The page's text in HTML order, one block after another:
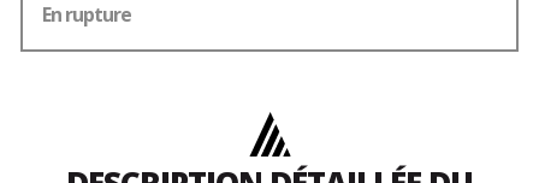
En rupture